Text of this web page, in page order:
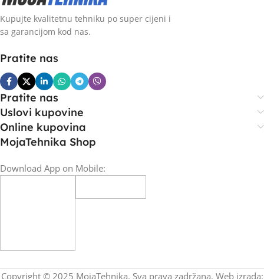
Kupujte kvalitetnu tehniku po super cijeni i
sa garancijom kod nas.
Pratite nas
Pratite nas
Uslovi kupovine
Online kupovina
MojaTehnika Shop
Download App on Mobile:
Copyright © 2025 MojaTehnika. Sva prava zadržana. Web izrada: